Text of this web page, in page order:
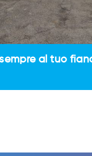
al tuo